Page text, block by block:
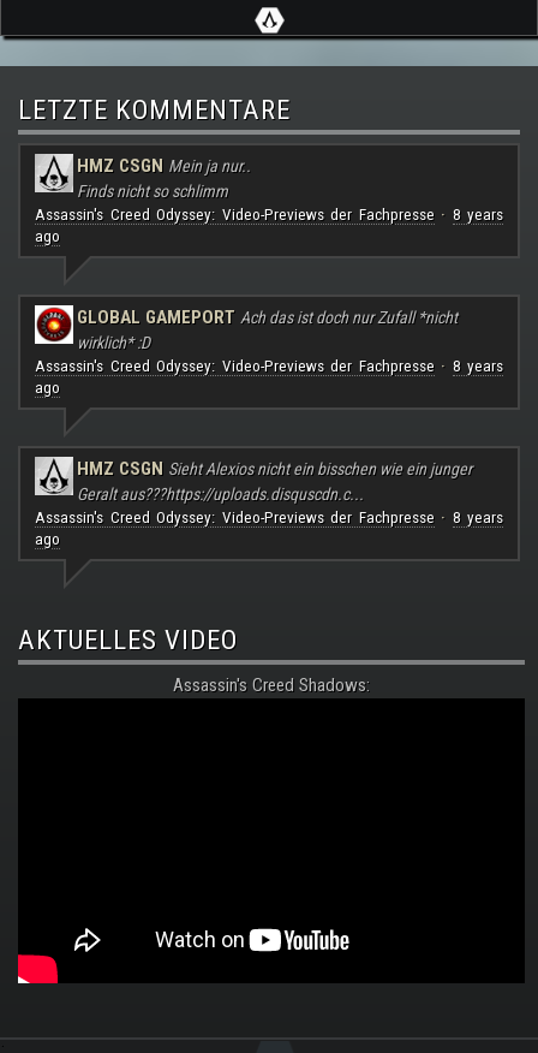
LETZTE KOMMENTARE
HMZ CSGN Mein ja nur..
Finds nicht so schlimm
Assassin's Creed Odyssey: Video-Previews der Fachpresse· 8 years
ago
GLOBAL GAMEPORT Ach das ist doch nur Zufall *nicht
wirklich* :D
Assassin's Creed Odyssey: Video-Previews der Fachpresse· 8 years
ago
HMZ CSGN Sieht Alexios nicht ein bisschen wie ein junger
Geralt aus???https://uploads.disquscdn.c...
Assassin's Creed Odyssey: Video-Previews der Fachpresse· 8 years
ago
AKTUELLES VIDEO
Assassin's Creed Shadows:
.